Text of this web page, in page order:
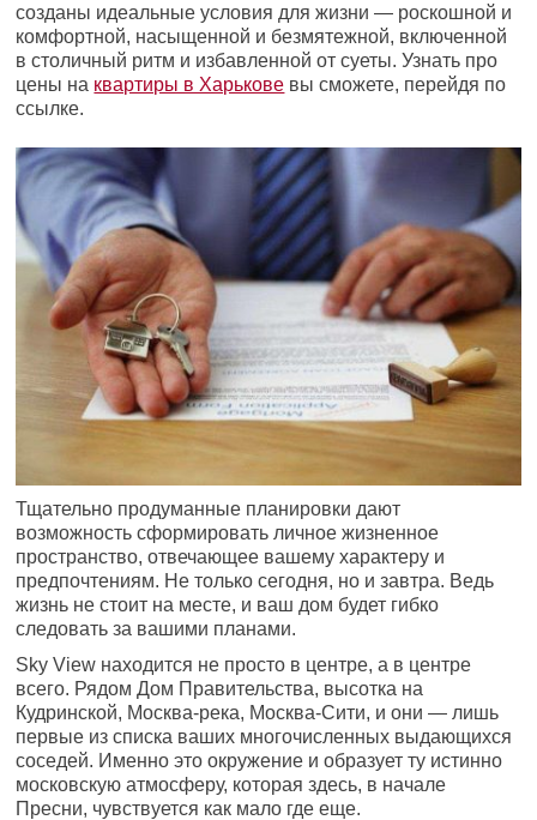
созданы идеальные условия для жизни — роскошной и
комфортной, насыщенной и безмятежной, включенной
в столичный ритм и избавленной от суеты. Узнать про
цены на квартиры в Харькове вы сможете, перейдя по
ссылке.
Тщательно продуманные планировки дают
возможность сформировать личное жизненное
пространство, отвечающее вашему характеру и
предпочтениям. Не только сегодня, но и завтра. Ведь
жизнь не стоит на месте, и ваш дом будет гибко
следовать за вашими планами.
Sky View находится не просто в центре, а в центре
всего. Рядом Дом Правительства, высотка на
Кудринской, Москва-река, Москва-Сити, и они — лишь
первые из списка ваших многочисленных выдающихся
соседей. Именно это окружение и образует ту истинно
московскую атмосферу, которая здесь, в начале
Пресни, чувствуется как мало где еще.